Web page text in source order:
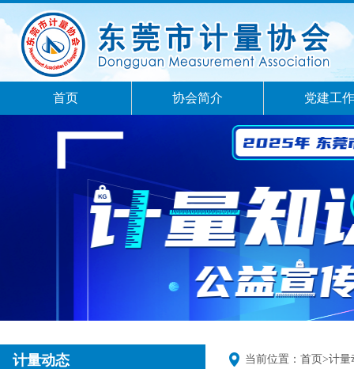
首页 协会简介 党建工作
计量动态 当前位置： 首页>计量